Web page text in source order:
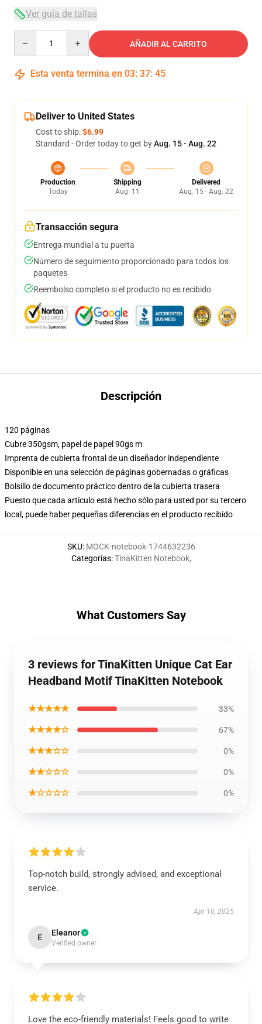
Ver guía de tallas
AÑADIR AL CARRITO
Esta venta termina en 03: 37: 44
Deliver to United States
Cost to ship:$6.99
Standard - Order today to get byAug. 15 - Aug. 22
Production
Today
Shipping
Aug. 11
Delivered
Aug. 15 - Aug. 22
Transacción segura
Entrega mundial a tu puerta
Número de seguimiento proporcionado para todos los
paquetes
Reembolso completo si el producto no es recibido
Descripción
120 páginas
Cubre 350gsm, papel de papel 90gs m
Imprenta de cubierta frontal de un diseñador independiente
Disponible en una selección de páginas gobernadas o gráficas
Bolsillo de documento práctico dentro de la cubierta trasera
Puesto que cada artículo está hecho sólo para usted por su tercero
local, puede haber pequeñas diferencias en el producto recibido
SKU: MOCK-notebook-1744632236
Categorías:TinaKitten Notebook,
What Customers Say
3 reviews for TinaKitten Unique Cat Ear
Headband Motif TinaKitten Notebook
★★★★★ 33%
★★★★☆ 67%
★★★☆☆ 0%
★★☆☆☆ 0%
★☆☆☆☆ 0%
Top-notch build, strongly advised, and exceptional
service.
Apr 10, 2025
E Eleanor
Verified owner
Love the eco-friendly materials! Feels good to write